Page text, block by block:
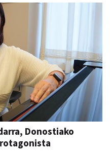
Donostiako